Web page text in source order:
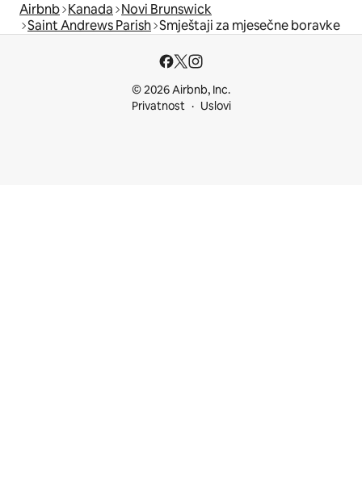
Airbnb Kanada Novi Brunswick
Saint Andrews Parish Smještaji za mjesečne boravke
© 2026 Airbnb, Inc.
Privatnost
Uslovi